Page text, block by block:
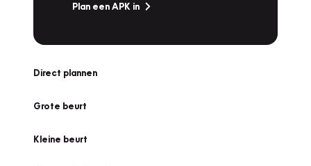
Plan een APK in
Direct plannen
Grote beurt
Kleine beurt